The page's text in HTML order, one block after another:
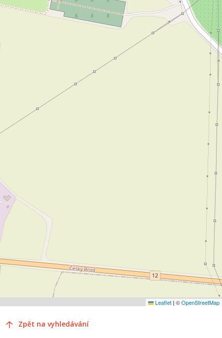
Leaflet | ©OpenStreetMap
Zpět na vyhledávání